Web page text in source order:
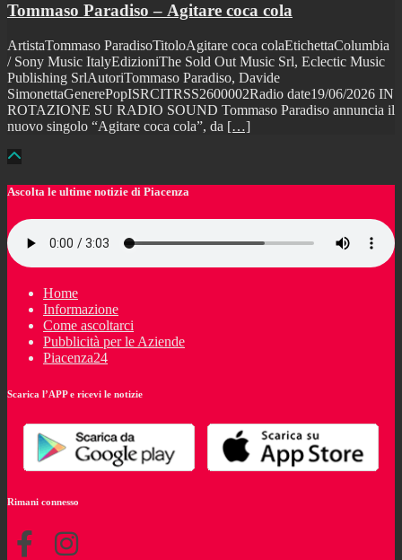
Tommaso Paradiso – Agitare coca cola
ArtistaTommaso ParadisoTitoloAgitare coca colaEtichettaColumbia
/ Sony Music ItalyEdizioniThe Sold Out Music Srl, Eclectic Music
Publishing SrlAutoriTommaso Paradiso, Davide
SimonettaGenerePopISRCITRSS2600002Radio date19/06/2026 IN
ROTAZIONE SU RADIO SOUND Tommaso Paradiso annuncia il
nuovo singolo “Agitare coca cola”, da […]
Ascolta le ultime notizie di Piacenza
Home
Informazione
Come ascoltarci
Pubblicità per le Aziende
Piacenza24
Scarica l’APP e ricevi le notizie
Rimani connesso